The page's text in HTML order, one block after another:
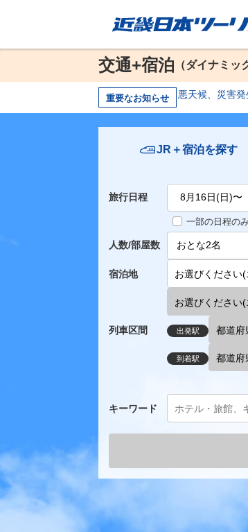
交通+宿泊 （ダイナミッ
重要なお知らせ 悪天候、災害
JR＋宿泊を探す
旅行日程
一部の日程の
人数/部屋数
宿泊地
列車区間 出発駅
到着駅
キーワード